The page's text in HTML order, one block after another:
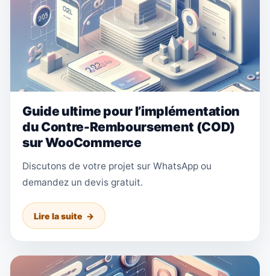
Guide ultime pour l’implémentation
du Contre-Remboursement (COD)
sur WooCommerce
Discutons de votre projet sur WhatsApp ou
demandez un devis gratuit.
Lire la suite